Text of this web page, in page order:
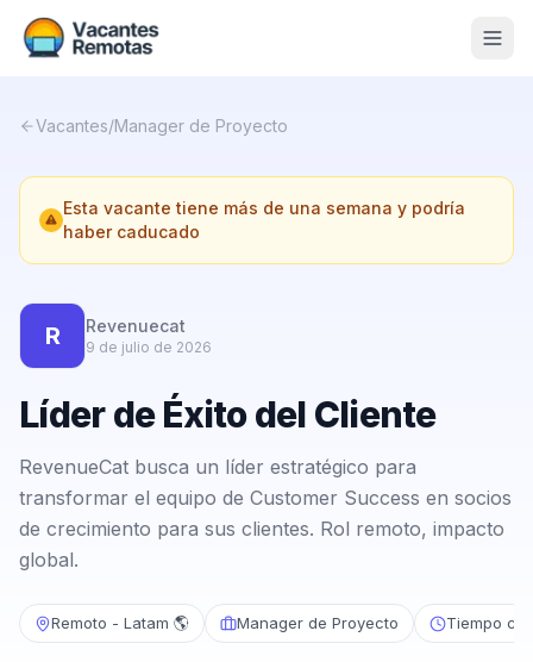
Nosotros
Contacto
Calculadora Freelance
📨 Suscribirme gratis al newsletter
Vacantes/Manager de Proyecto
Esta vacante tiene más de una semana y podría
haber caducado
R Revenuecat
9 de julio de 2026
Líder de Éxito del Cliente
RevenueCat busca un líder estratégico para
transformar el equipo de Customer Success en socios
de crecimiento para sus clientes. Rol remoto, impacto
global.
Remoto - Latam 🌎 Manager de Proyecto Tiempo